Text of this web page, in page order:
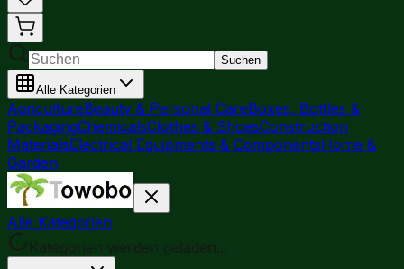
Suchen
Alle Kategorien
AgricultureBeauty & Personal CareBoxes, Bottles &
PackagingChemicalsClothes & ShoesConstruction
MaterialsElectrical Equipments & ComponentsHome &
Garden
Alle Kategorien
Kategorien werden geladen...